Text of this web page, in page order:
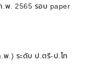
.พ. 2565 รอบ paper
.) ระดับ ป.ตรี-ป.โท